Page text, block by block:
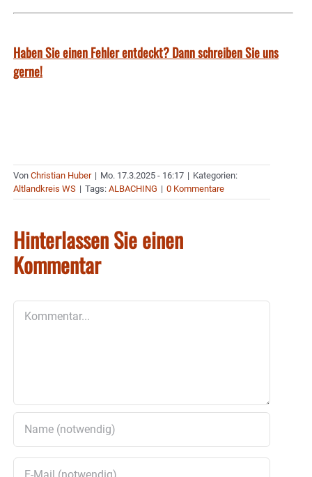
Haben Sie einen Fehler entdeckt? Dann schreiben Sie uns
gerne!
Von Christian Huber | Mo. 17.3.2025 - 16:17 | Kategorien:
Altlandkreis WS | Tags: ALBACHING | 0 Kommentare
Hinterlassen Sie einen
Kommentar